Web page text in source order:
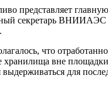
представляет
секретарь ВНИИАЭС
что
хранилища вне
выдерживаться для